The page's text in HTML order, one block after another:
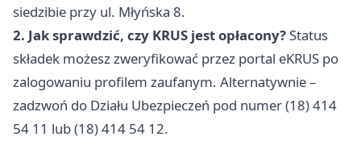
siedzibie przy ul. Młyńska 8.
2. Jak sprawdzić, czy KRUS jest opłacony?Status
składek możesz zweryfikować przez portal eKRUS po
zalogowaniu profilem zaufanym. Alternatywnie –
zadzwoń do Działu Ubezpieczeń pod numer (18) 414
54 11 lub (18) 414 54 12.